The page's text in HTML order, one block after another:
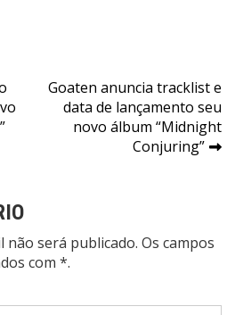
Goaten anuncia tracklist e
data de lançamento seu
novo álbum “Midnight
Conjuring”
não será publicado. Os campos
com *.